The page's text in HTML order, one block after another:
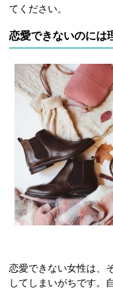
てください。
恋愛できないのには
恋愛できない女性は、
してしまいがちです。